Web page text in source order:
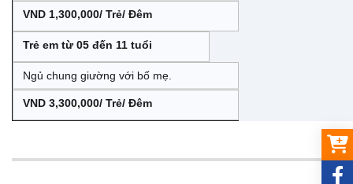
VND 1,300,000/ Trẻ/ Đêm
Trẻ em từ 05 đến 11 tuổi
Ngủ chung giường với bố mẹ.
VND 3,300,000/ Trẻ/ Đêm